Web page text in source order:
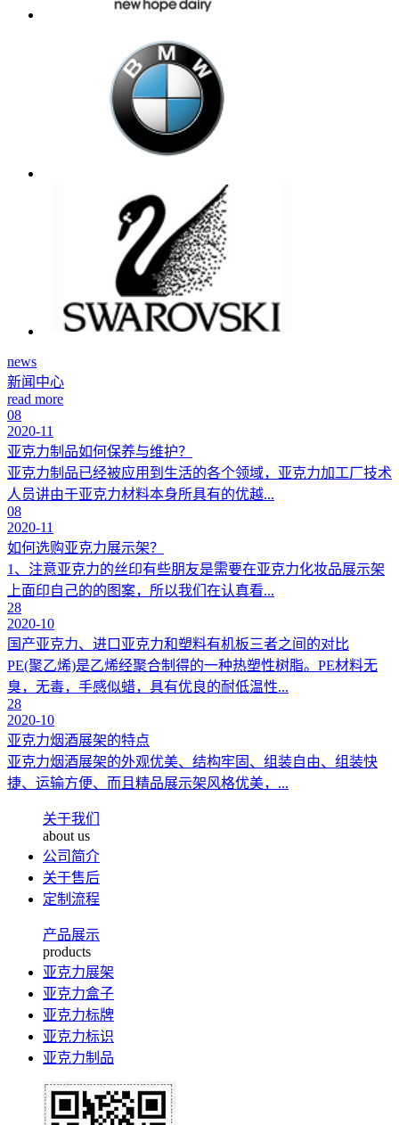
news
新闻中心
read more
08
2020-11
亚克力制品如何保养与维护？
亚克力制品已经被应用到生活的各个领域，亚克力加工厂技术
人员讲由于亚克力材料本身所具有的优越...
08
2020-11
如何选购亚克力展示架？
1、注意亚克力的丝印有些朋友是需要在亚克力化妆品展示架
上面印自己的的图案，所以我们在认真看...
28
2020-10
国产亚克力、进口亚克力和塑料有机板三者之间的对比
PE(聚乙烯)是乙烯经聚合制得的一种热塑性树脂。PE材料无
臭，无毒，手感似蜡，具有优良的耐低温性...
28
2020-10
亚克力烟酒展架的特点
亚克力烟酒展架的外观优美、结构牢固、组装自由、组装快
捷、运输方便、而且精品展示架风格优美，...
关于我们
about us
公司简介
关于售后
定制流程
产品展示
products
亚克力展架
亚克力盒子
亚克力标牌
亚克力标识
亚克力制品